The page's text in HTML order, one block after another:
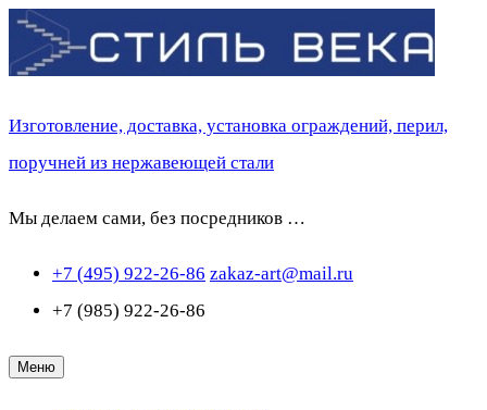
Перейти
к
Изготовление, доставка, установка ограждений, перил,
поручней из нержавеющей стали
Мы делаем сами, без посредников …
+7 (495) 922-26-86 zakaz-art@mail.ru
+7 (985) 922-26-86
Меню